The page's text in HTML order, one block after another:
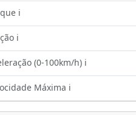
ℹ️
ℹ️
(0-100km/h) ℹ️
Máxima ℹ️